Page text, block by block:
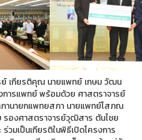
ย์ เกียรติคุณ นายแพทย์ เกษม วัฒน
การแพทย์ พร้อมด้วย ศาสตราจารย์
านายกแพทยสภา นายแพทย์โสภณ
รองศาสตราจารย์วุฒิสาร ตันไชย
วมเป็นเกียรติในพิธีเปิดโครงการ